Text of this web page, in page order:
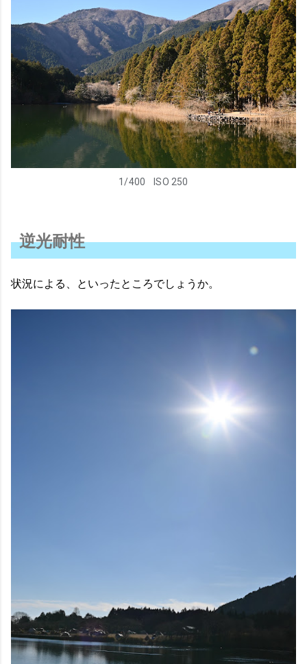
1/400 ISO 250
逆光耐性
状況による、といったところでしょうか。